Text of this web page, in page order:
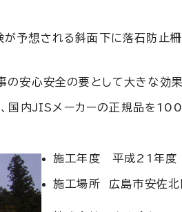
が予想される斜面下に落石防止
安心安全の要として大きな効果
国内JISメーカーの正規品を
施工年度 平成21年度
施工場所 広島市安佐北